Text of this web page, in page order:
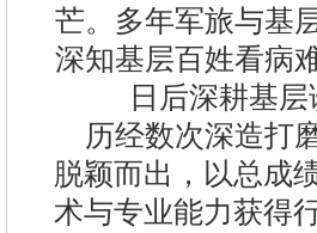
芒。多年军旅与基
深知基层百姓看病
日后深耕基
历经数次深造打
脱颖而出，以总成
术与专业能力获得